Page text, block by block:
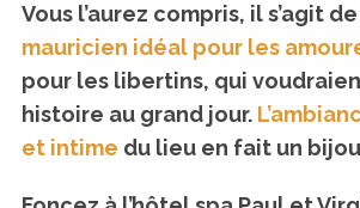
Vous l’aurez compris, il s’agit de
mauricien idéal pour les
pour les libertins, qui
histoire au grand jour.
et intime du lieu en fait un